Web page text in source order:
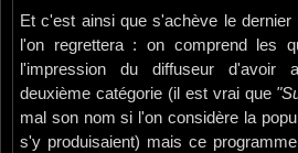
Et c'est ainsi que s'achève le
l'on regrettera : on comprend les
l'impression du diffuseur d'avoir
deuxième catégorie (il est vrai que
mal son nom si l'on considère la
s'y produisaient) mais ce